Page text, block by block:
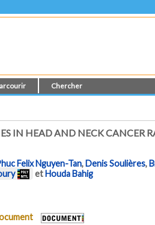
Chercher
IN HEAD AND NECK CANCER
Felix Nguyen-Tan,Denis Soulières,
etHouda Bahig